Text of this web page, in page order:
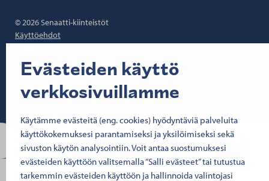
Evästeiden käyttö
verkkosivuillamme
Käytämme evästeitä (eng. cookies) hyödyntäviä palveluita
käyttökokemuksesi parantamiseksi ja yksilöimiseksi sekä
sivuston käytön analysointiin. Voit antaa suostumuksesi
evästeiden käyttöön valitsemalla “Salli evästeet” tai tutustua
tarkemmin evästeiden käyttöön ja hallinnoida valintojasi
© 2026 Senaatti-kiinteistöt
Käyttöehdot
Saavutettavuusseloste
Tietosuoja
Asiakirjajulkisuus
Y-tunnus 1503388-4